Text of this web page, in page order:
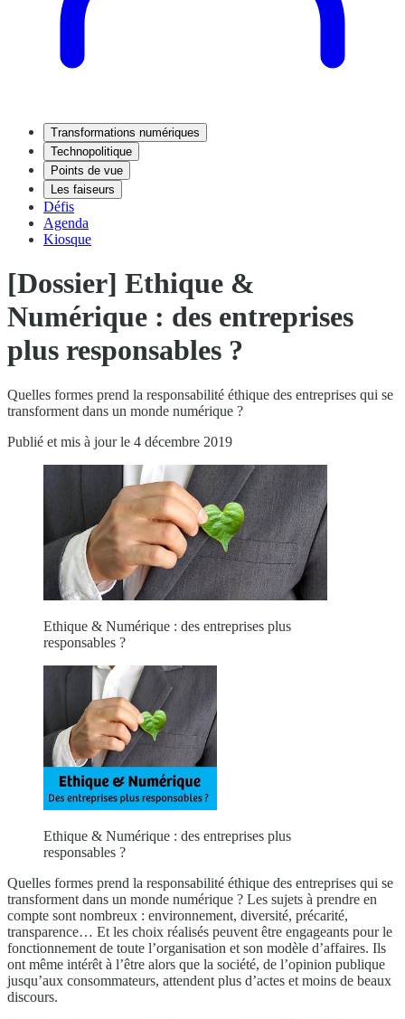
Transformations numériques
Technopolitique
Points de vue
Les faiseurs
Défis
Agenda
Kiosque
[Dossier] Ethique &
Numérique : des entreprises
plus responsables ?
Quelles formes prend la responsabilité éthique des entreprises qui se
transforment dans un monde numérique ?
Publié et mis à jour le 4 décembre 2019
Ethique & Numérique : des entreprises plus
responsables ?
Ethique & Numérique : des entreprises plus
responsables ?
Quelles formes prend la responsabilité éthique des entreprises qui se
transforment dans un monde numérique ? Les sujets à prendre en
compte sont nombreux : environnement, diversité, précarité,
transparence… Et les choix réalisés peuvent être engageants pour le
fonctionnement de toute l’organisation et son modèle d’affaires. Ils
ont même intérêt à l’être alors que la société, de l’opinion publique
jusqu’aux consommateurs, attendent plus d’actes et moins de beaux
discours.